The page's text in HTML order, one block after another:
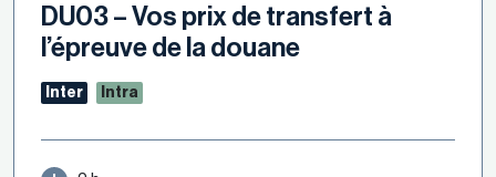
DU03 – Vos prix de transfert à
l’épreuve de la douane
Inter Intra